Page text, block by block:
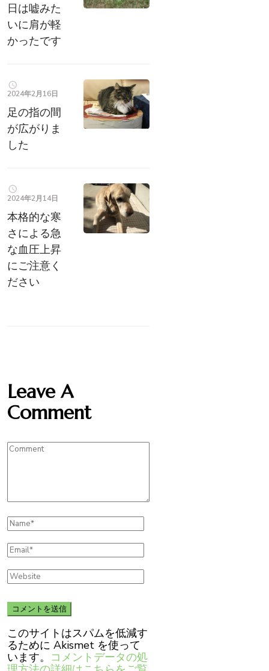
日は嘘みた
いに肩が軽
かったです
2024年2月16日
足の指の間
が広がりま
した
2024年2月14日
本格的な寒
さによる急
な血圧上昇
にご注意く
ださい
Leave A
Comment
このサイトはスパムを低減す
るために Akismet を使って
います。 コメントデータの処